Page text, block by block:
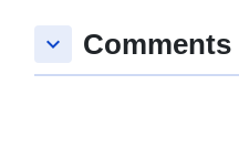
keyboard_arrow_down Comments